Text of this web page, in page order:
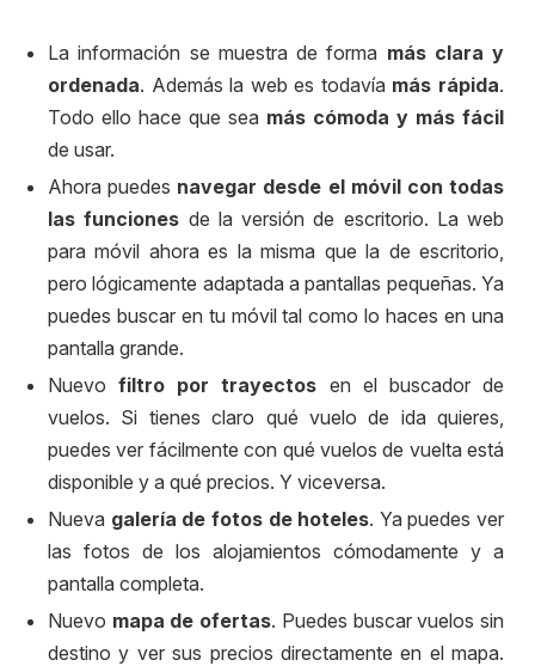
La información se muestra de forma más clara y
ordenada. Además la web es todavía más rápida.
Todo ello hace que sea más cómoda y más fácil
de usar.
Ahora puedes navegar desde el móvil con todas
las funciones de la versión de escritorio. La web
para móvil ahora es la misma que la de escritorio,
pero lógicamente adaptada a pantallas pequeñas. Ya
puedes buscar en tu móvil tal como lo haces en una
pantalla grande.
Nuevofiltro por trayectos en el buscador de
vuelos. Si tienes claro qué vuelo de ida quieres,
puedes ver fácilmente con qué vuelos de vuelta está
disponible y a qué precios. Y viceversa.
Nueva galería de fotos de hoteles. Ya puedes ver
las fotos de los alojamientos cómodamente y a
pantalla completa.
Nuevo mapa de ofertas. Puedes buscar vuelos sin
destino y ver sus precios directamente en el mapa.